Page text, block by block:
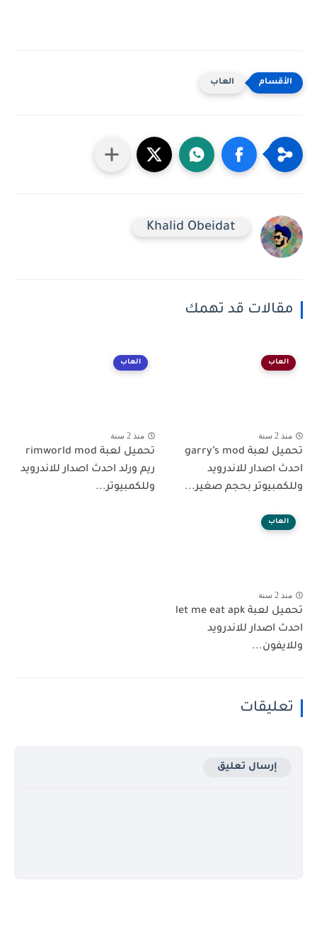
العاب
Khalid Obeidat
مقالات قد تهمك
العاب
منذ 2 سنة
تحميل لعبة garry’s mod
احدث اصدار للاندرويد
وللكمبيوتر بحجم صغير...
العاب
منذ 2 سنة
تحميل لعبة rimworld mod
ريم ورلد احدث اصدار للاندرويد
وللكمبيوتر...
العاب
منذ 2 سنة
تحميل لعبة let me eat apk
احدث اصدار للاندرويد
وللايفون...
تعليقات
إرسال تعليق